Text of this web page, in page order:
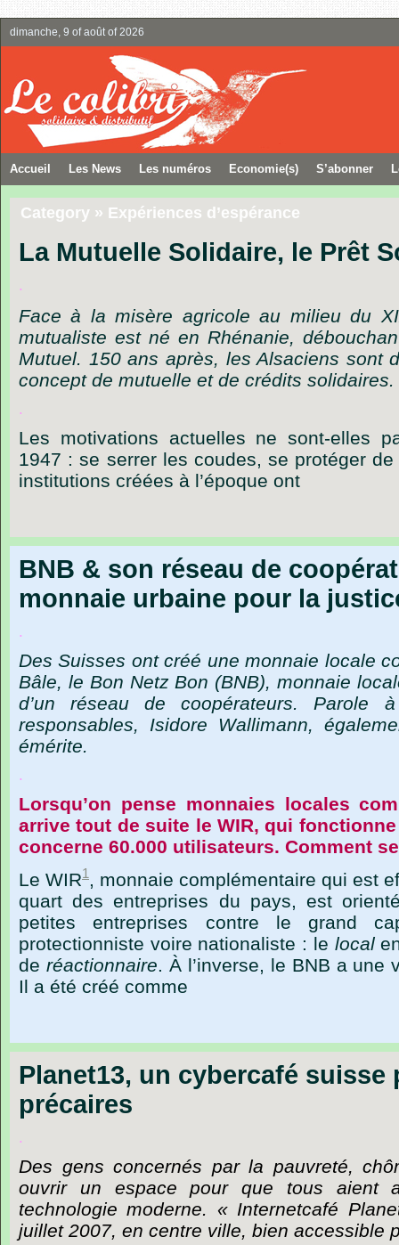
dimanche, 9 of août of 2026
Accueil Les News Les numéros Economie(s) S’abonner
Category » Expériences d’espérance
La Mutuelle Solidaire, le Prêt
.
Face à la misère agricole au milieu du
mutualiste est né en Rhénanie,
Mutuel. 150 ans après, les Alsaciens sont
concept de mutuelle et de crédits solidaires.
.
Les motivations actuelles ne sont-elles
1947 : se serrer les coudes, se protéger de
institutions créées à l’époque ont
BNB & son réseau de
monnaie urbaine pour la
.
Des Suisses ont créé une monnaie locale
Bâle, le Bon Netz Bon (BNB), monnaie
d’un réseau de coopérateurs. Parole
responsables, Isidore Wallimann,
émérite.
.
Lorsqu’on pense monnaies locales
arrive tout de suite le WIR, qui
concerne 60.000 utilisateurs. Comment
Le WIR1 , monnaie complémentaire qui est
quart des entreprises du pays, est
petites
entreprises contre le grand
protectionniste voire nationaliste : le local
de réactionnaire. À l’inverse, le BNB a une
Il a été créé comme
Planet13, un cybercafé suisse
précaires
.
Des gens concernés par la pauvreté,
ouvrir un espace pour que tous aient
technologie moderne. « Internetcafé
juillet 2007, en centre ville, bien accessible